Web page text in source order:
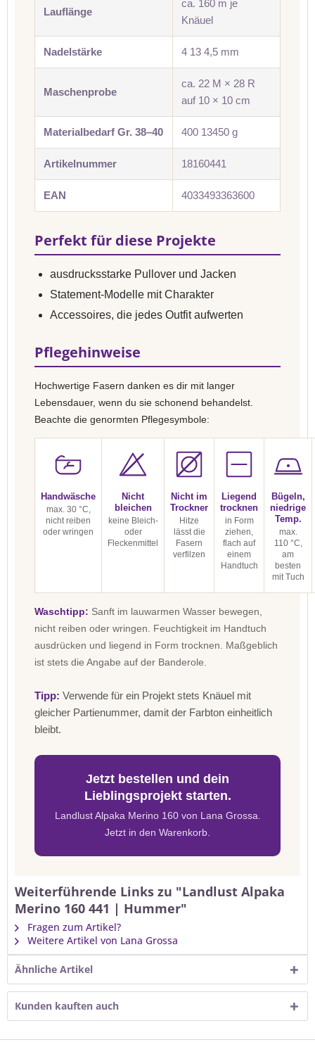
Lauflänge
ca. 160 m je
Knäuel
Nadelstärke 4 13 4,5 mm
Maschenprobe
ca. 22 M × 28 R
auf 10 × 10 cm
Materialbedarf Gr. 38–40 400 13450 g
Artikelnummer 18160441
EAN 4033493363600
Perfekt für diese Projekte
ausdrucksstarke Pullover und Jacken
Statement-Modelle mit Charakter
Accessoires, die jedes Outfit aufwerten
Pflegehinweise
Hochwertige Fasern danken es dir mit langer
Lebensdauer, wenn du sie schonend behandelst.
Beachte die genormten Pflegesymbole:
Handwäsche
max. 30 °C,
nicht reiben
oder wringen
Nicht
bleichen
keine Bleich-
oder
Fleckenmittel
Nicht im
Trockner
Hitze
lässt die
Fasern
verfilzen
Liegend
trocknen
in Form
ziehen,
flach auf
einem
Handtuch
Bügeln,
niedrige
Temp.
max.
110 °C,
am
besten
mit Tuch
Waschtipp: Sanft im lauwarmen Wasser bewegen,
nicht reiben oder wringen. Feuchtigkeit im Handtuch
ausdrücken und liegend in Form trocknen. Maßgeblich
ist stets die Angabe auf der Banderole.
Tipp: Verwende für ein Projekt stets Knäuel mit
gleicher Partienummer, damit der Farbton einheitlich
bleibt.
Jetzt bestellen und dein
Lieblingsprojekt starten.
Landlust Alpaka Merino 160 von Lana Grossa.
Jetzt in den Warenkorb.
Weiterführende Links zu "Landlust Alpaka
Merino 160 441 | Hummer"
Fragen zum Artikel?
Weitere Artikel von Lana Grossa
Ähnliche Artikel
Kunden kauften auch